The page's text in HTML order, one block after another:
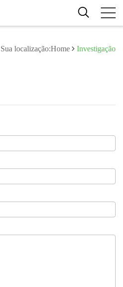
Sua localização:Home Investigação